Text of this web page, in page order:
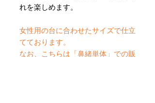
れを楽しめます。
女性用の台に合わせたサイズで仕立
てております。
なお、こちらは「鼻緒単体」での販